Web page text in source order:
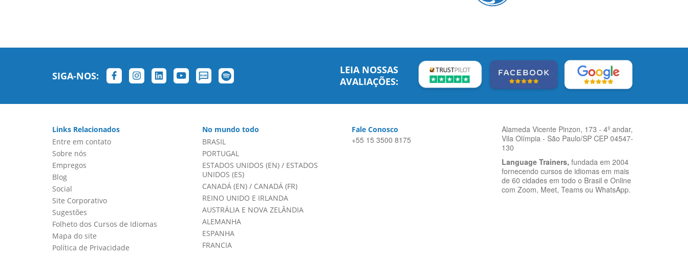
SIGA-NOS:
LEIA NOSSAS
AVALIAÇÕES:
Links Relacionados
Entre em contato
Sobre nós
Empregos
Blog
Social
Site Corporativo
Sugestões
Folheto dos Cursos de Idiomas
Mapa do site
Política de Privacidade
No mundo todo
BRASIL
PORTUGAL
ESTADOS UNIDOS (EN)/ ESTADOS
UNIDOS (ES)
CANADÁ (EN)/ CANADÁ (FR)
REINO UNIDO E IRLANDA
AUSTRÁLIA E NOVA ZELÂNDIA
ALEMANHA
ESPANHA
FRANCIA
Fale Conosco
+55 15 3500 8175
Alameda Vicente Pinzon, 173 - 4º andar,
Vila Olímpia - São Paulo/SP CEP 04547-
130
Language Trainers, fundada em 2004
fornecendo cursos de idiomas em mais
de 60 cidades em todo o Brasil e Online
com Zoom, Meet, Teams ou WhatsApp.